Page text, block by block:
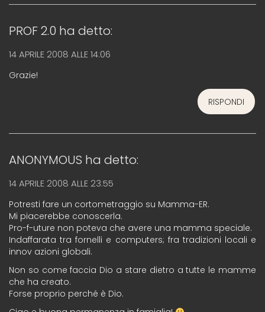
PROF 2.0 ha detto:
14 APRILE 2008 ALLE 14:06
Grazie!
RISPONDI
ANONYMOUS ha detto:
14 APRILE 2008 ALLE 23:55
Potresti fare un cortometraggio su Mamma-ER.
Mi piacerebbe conoscerla.
Pro-f-uture non poteva che avere una mamma speciale.
Indaffarata tra fornelli e computers; fra tradizioni locali e
innov azioni globali.
Non so come faccia Dio a stare dietro a tutte le mamme
che ha creato.
Forse proprio perché è Dio.